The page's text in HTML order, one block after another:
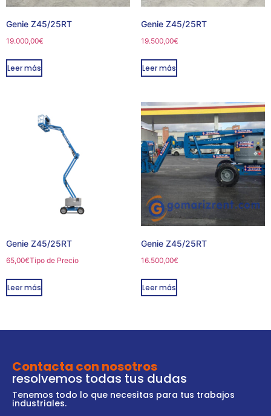
Genie Z45/25RT
19.000,00€
Leer más
Genie Z45/25RT
19.500,00€
Leer más
Genie Z45/25RT
65,00€Tipo de Precio
Leer más
Genie Z45/25RT
16.500,00€
Leer más
Contacta con nosotros
resolvemos todas tus dudas
Tenemos todo lo que necesitas para tus trabajos
industriales.